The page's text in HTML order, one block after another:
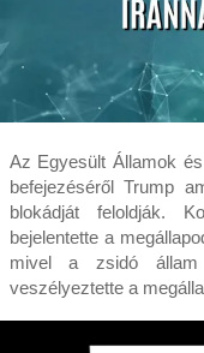
Az Egyesült Államok
befejezéséről Trump
blokádját feloldják.
bejelentette a
mivel a zsidó
veszélyeztette a